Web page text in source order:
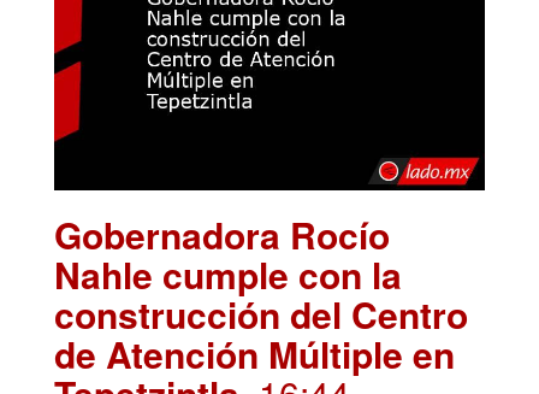
Gobernadora Rocío
Nahle cumple con la
construcción del Centro
de Atención Múltiple en